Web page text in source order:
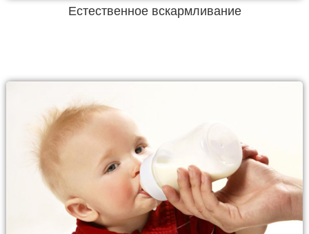
Естественное вскармливание